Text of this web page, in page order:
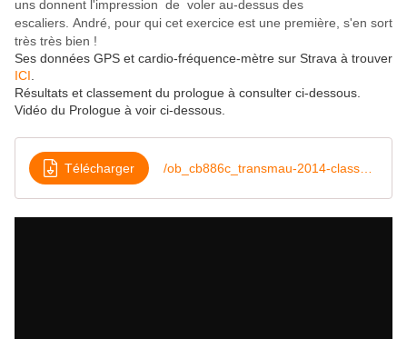
uns donnent l'impression de voler au-dessus des
escaliers. André, pour qui cet exercice est une première, s'en sort
très très bien !
Ses données GPS et cardio-fréquence-mètre sur Strava à trouver
ICI
Résultats et classement du prologue à consulter ci-dessous.
Vidéo du Prologue à voir ci-dessous.
Télécharger